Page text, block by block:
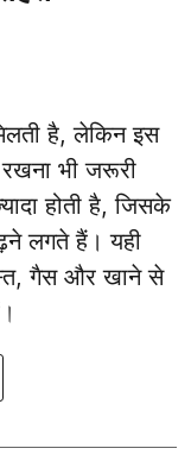
है, लेकिन इस
भी जरूरी
होती है, जिसके
लगते हैं। यही
गैस और खाने से